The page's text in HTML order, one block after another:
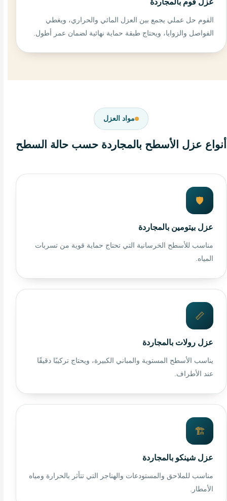
عزل فوم بالمجاردة
الفوم حل عملي يجمع بين العزل المائي والحراري، ويغطي
الفواصل والزوايا، ويحتاج طبقة حماية نهائية لضمان عمر أطول.
مواد العزل
أنواع عزل الأسطح بالمجاردة حسب حالة السطح
🛡️
عزل بيتومين بالمجاردة
مناسب للأسطح الخرسانية التي تحتاج حماية قوية من تسربات
المياه.
📏
عزل رولات بالمجاردة
يناسب الأسطح المستوية والمباني الكبيرة، ويحتاج تركيبًا دقيقًا
عند الأطراف.
🏗️
عزل شينكو بالمجاردة
مناسب للملاحق والمستودعات والهناجر التي تتأثر بالحرارة ومياه
الأمطار.